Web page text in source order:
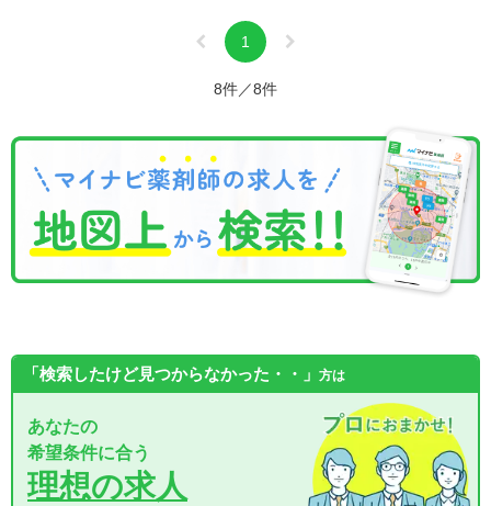
1
8件／8件
「検索したけど見つからなかった・・」 方は
あなたの
希望条件に合う
理想の求人